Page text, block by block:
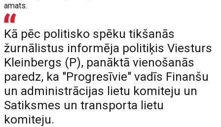
amats.
Kā pēc politisko spēku tikšanās
žurnālistus informēja politiķis Viesturs
Kleinbergs (P), panāktā vienošanās
paredz, ka "Progresīvie" vadīs Finanšu
un administrācijas lietu komiteju un
Satiksmes un transporta lietu
komiteju.